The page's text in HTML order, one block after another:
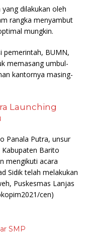
dilakukan oleh
rangka menyambut
mungkin.
pemerintah, BUMN,
memasang umbul-
kantornya masing-
Launching
Panala Putra, unsur
Barito
mengikuti acara
Sidik telah melakukan
Puskesmas Lanjas
cen)
SMP